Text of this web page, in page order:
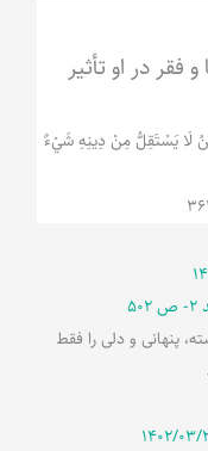
در او تأثیر
لَا يَسْتَقِلُّ مِنْ دِينِهِ شَيْ‌ءٌ
پنهانی و دلی را فقط
۰۳/۲۱